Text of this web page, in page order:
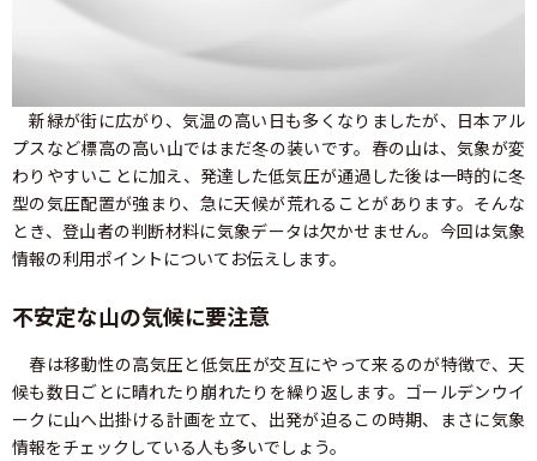
新緑が街に広がり、気温の高い日も多くなりましたが、日本アル
プスなど標高の高い山ではまだ冬の装いです。春の山は、気象が変
わりやすいことに加え、発達した低気圧が通過した後は一時的に冬
型の気圧配置が強まり、急に天候が荒れることがあります。そんな
とき、登山者の判断材料に気象データは欠かせません。今回は気象
情報の利用ポイントについてお伝えします。
不安定な山の気候に要注意
春は移動性の高気圧と低気圧が交互にやって来るのが特徴で、天
候も数日ごとに晴れたり崩れたりを繰り返します。ゴールデンウイ
ークに山へ出掛ける計画を立て、出発が迫るこの時期、まさに気象
情報をチェックしている人も多いでしょう。